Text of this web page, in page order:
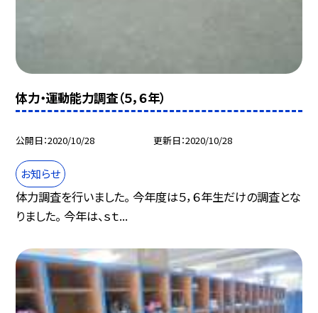
体力・運動能力調査（５，６年）
公開日 2020/10/28 更新日 2020/10/28
お知らせ
体力調査を行いました。 今年度は５，６年生だけの調査とな
りました。 今年は、ｓｔ...